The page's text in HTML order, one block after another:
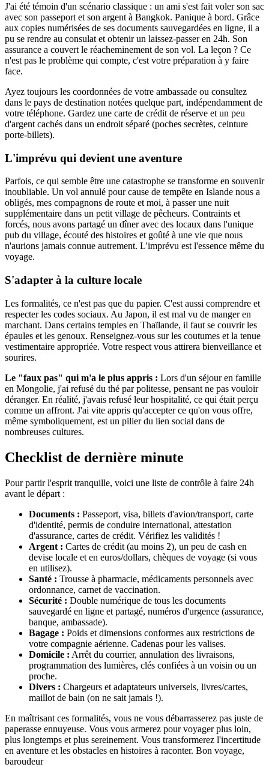
J'ai été témoin d'un scénario classique : un ami s'est fait voler son sac
avec son passeport et son argent à Bangkok. Panique à bord. Grâce
aux copies numérisées de ses documents sauvegardées en ligne, il a
pu se rendre au consulat et obtenir un laissez-passer en 24h. Son
assurance a couvert le réacheminement de son vol. La leçon ? Ce
n'est pas le problème qui compte, c'est votre préparation à y faire
face.
Ayez toujours les coordonnées de votre ambassade ou consultez
dans le pays de destination notées quelque part, indépendamment de
votre téléphone. Gardez une carte de crédit de réserve et un peu
d'argent cachés dans un endroit séparé (poches secrètes, ceinture
porte-billets).
L'imprévu qui devient une aventure
Parfois, ce qui semble être une catastrophe se transforme en souvenir
inoubliable. Un vol annulé pour cause de tempête en Islande nous a
obligés, mes compagnons de route et moi, à passer une nuit
supplémentaire dans un petit village de pêcheurs. Contraints et
forcés, nous avons partagé un dîner avec des locaux dans l'unique
pub du village, écouté des histoires et goûté à une vie que nous
n'aurions jamais connue autrement. L'imprévu est l'essence même du
voyage.
S'adapter à la culture locale
Les formalités, ce n'est pas que du papier. C'est aussi comprendre et
respecter les codes sociaux. Au Japon, il est mal vu de manger en
marchant. Dans certains temples en Thaïlande, il faut se couvrir les
épaules et les genoux. Renseignez-vous sur les coutumes et la tenue
vestimentaire appropriée. Votre respect vous attirera bienveillance et
sourires.
Le "faux pas" qui m'a le plus appris : Lors d'un séjour en famille
en Mongolie, j'ai refusé du thé par politesse, pensant ne pas vouloir
déranger. En réalité, j'avais refusé leur hospitalité, ce qui était perçu
comme un affront. J'ai vite appris qu'accepter ce qu'on vous offre,
même symboliquement, est un pilier du lien social dans de
nombreuses cultures.
Checklist de dernière minute
Pour partir l'esprit tranquille, voici une liste de contrôle à faire 24h
avant le départ :
Documents : Passeport, visa, billets d'avion/transport, carte
d'identité, permis de conduire international, attestation
d'assurance, cartes de crédit. Vérifiez les validités !
Argent : Cartes de crédit (au moins 2), un peu de cash en
devise locale et en euros/dollars, chèques de voyage (si vous
en utilisez).
Santé : Trousse à pharmacie, médicaments personnels avec
ordonnance, carnet de vaccination.
Sécurité : Double numérique de tous les documents
sauvegardé en ligne et partagé, numéros d'urgence (assurance,
banque, ambassade).
Bagage : Poids et dimensions conformes aux restrictions de
votre compagnie aérienne. Cadenas pour les valises.
Domicile : Arrêt du courrier, annulation des livraisons,
programmation des lumières, clés confiées à un voisin ou un
proche.
Divers : Chargeurs et adaptateurs universels, livres/cartes,
maillot de bain (on ne sait jamais !).
En maîtrisant ces formalités, vous ne vous débarrasserez pas juste de
paperasse ennuyeuse. Vous vous armerez pour voyager plus loin,
plus longtemps et plus sereinement. Vous transformerez l'incertitude
en aventure et les obstacles en histoires à raconter. Bon voyage,
baroudeur